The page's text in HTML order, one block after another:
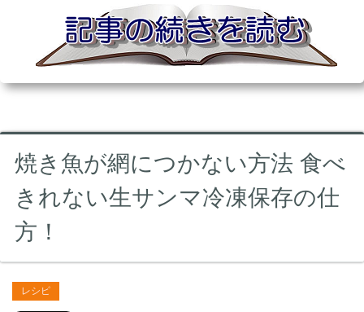
焼き魚が網につかない方法 食べ
きれない生サンマ冷凍保存の仕
方！
レシピ